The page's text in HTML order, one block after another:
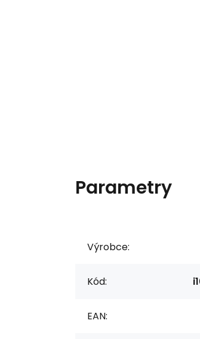
Parametry
Výrobce:
Kód:
EAN: